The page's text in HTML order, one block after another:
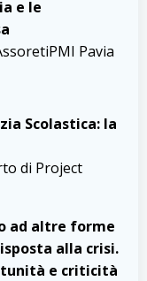
e le
Pavia
Scolastica: la
di Project
ad altre forme
alla crisi.
e criticità